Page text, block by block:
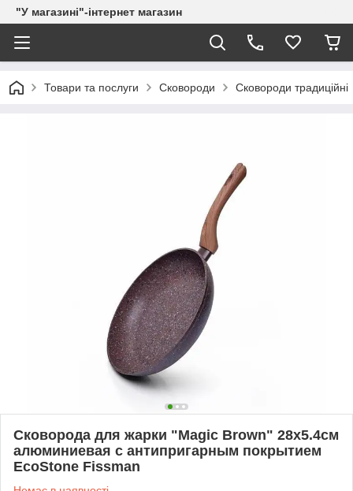
"У магазині"-інтернет магазин
Товари та послуги Сковороди Сковороди традиційні
Сковорода для жарки "Magic Brown" 28х5.4см
алюминиевая с антипригарным покрытием
EcoStone Fissman